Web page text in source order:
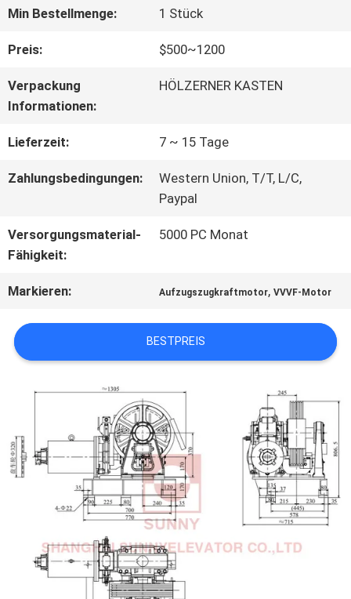
AUSFLUG
QUALITÄTSKONTROLLE
TRETEN
SIE
UNS
NACHRICHTEN
SITEMAP
PRIVACY
POLICY
Min Bestellmenge: 1 Stück
Preis: $500~1200
Verpackung
Informationen:
HÖLZERNER KASTEN
Lieferzeit: 7 ~ 15 Tage
Zahlungsbedingungen:
Western Union, T/T, L/C,
Paypal
Versorgungsmaterial-
Fähigkeit:
5000 PC Monat
Markieren: Aufzugszugkraftmotor,VVVF-Motor
BESTPREIS